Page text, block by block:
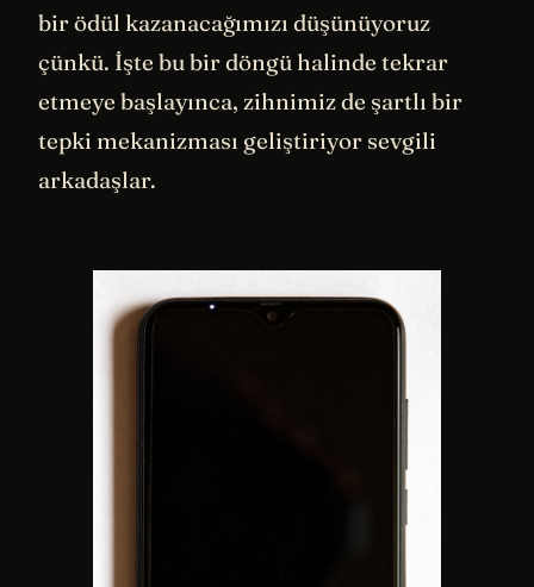
bir ödül kazanacağımızı düşünüyoruz
çünkü. İşte bu bir döngü halinde tekrar
etmeye başlayınca, zihnimiz de şartlı bir
tepki mekanizması geliştiriyor sevgili
arkadaşlar.